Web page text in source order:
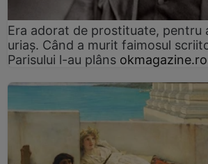
Era adorat de prostituate, pentru
uriaș. Când a murit faimosul
Parisului l-au plâns okmagazine.ro